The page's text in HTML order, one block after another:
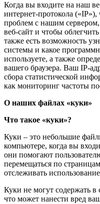
Когда вы входите на наш
интернет-протокола
проблем с нашим
веб-сайт и чтобы
также есть возможность
системы и какое
используете, а также
вашего браузера. Ваш IP-
сбора статистической
как мониторинг частоты
О наших файлах «куки»
Что такое «куки»?
Куки – это небольшие
компьютере, когда вы
они помогают
перемещаться по
отслеживать
Куки не могут содержать
что может нанести вред